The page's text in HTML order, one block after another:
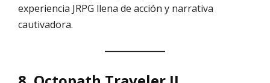
experiencia JRPG llena de acción y narrativa
cautivadora.